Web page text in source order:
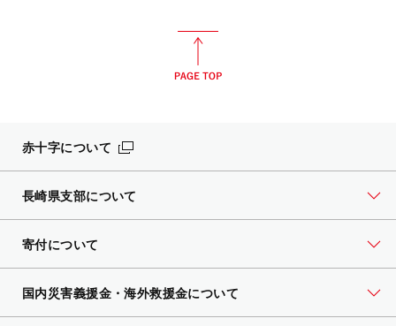
赤十字について
長崎県支部について
寄付について
国内災害義援金・海外救援金について